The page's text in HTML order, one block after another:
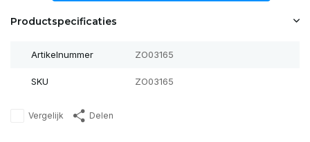
Productspecificaties
Artikelnummer ZO03165
SKU ZO03165
Vergelijk Delen